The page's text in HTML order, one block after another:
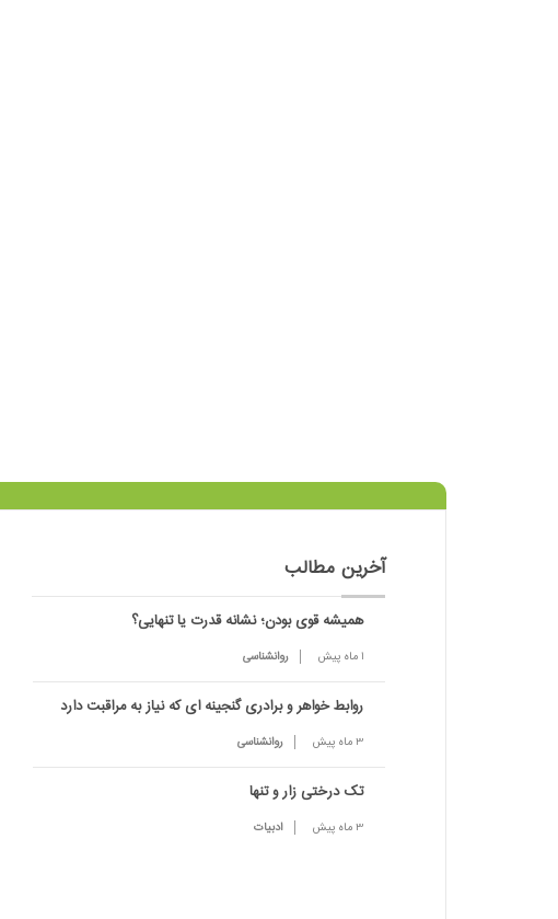
آخرین مطالب
همیشه قوی بودن؛ نشانه قدرت یا تنهایی؟
1 ماه پیش روانشناسی
روابط خواهر و برادری گنجینه ای که نیاز به مراقبت دارد
3 ماه پیش روانشناسی
تک درختی زار و تنها
3 ماه پیش ادبیات